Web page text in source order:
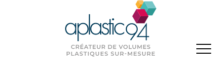
Comment choisir
sa matière